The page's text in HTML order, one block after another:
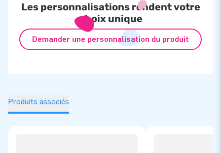
Les personnalisations rendent votre
choix unique
Demander une personnalisation du produit
Produits associés